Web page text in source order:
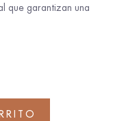
que garantizan una